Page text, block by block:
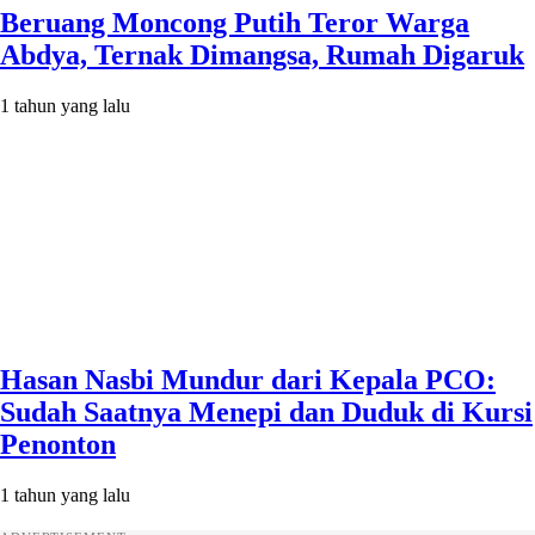
Beruang Moncong Putih Teror Warga
Abdya, Ternak Dimangsa, Rumah Digaruk
1 tahun yang lalu
Hasan Nasbi Mundur dari Kepala PCO:
Sudah Saatnya Menepi dan Duduk di Kursi
Penonton
1 tahun yang lalu